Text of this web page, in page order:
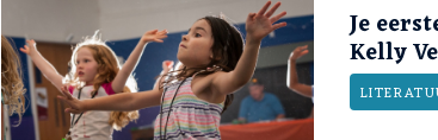
Je
Kelly